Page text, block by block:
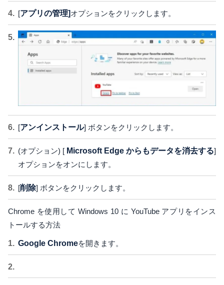
[アプリの管理]オプションをクリックします。
[アンインストール] ボタンをクリックします。
(オプション) [ Microsoft Edge からもデータを消去する]
オプションをオンにします。
[削除] ボタンをクリックします。
Chrome を使用して Windows 10 に YouTube アプリをインス
トールする方法
Google Chromeを開きます。